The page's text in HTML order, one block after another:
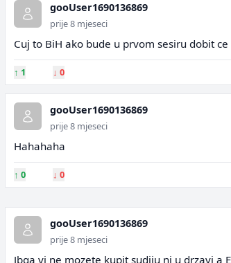
gooUser1690136869
prije 8 mjeseci
Cuj to BiH ako bude u prvom sesiru dobit
↑ 1 ↓ 0
gooUser1690136869
prije 8 mjeseci
Hahahaha
↑ 0 ↓ 0
gooUser1690136869
prije 8 mjeseci
Jbga vi ne mozete kupit sudiju ni u drzavi a